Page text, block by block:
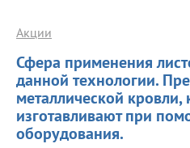
Сфера применения
данной технологии.
металлической кровли,
изготавливают при
оборудования.
Акции